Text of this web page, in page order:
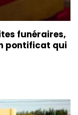
funéraires,
pontificat qui